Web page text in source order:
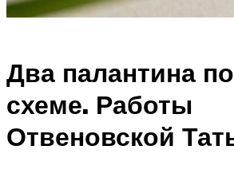
Два палантина
схеме. Работы
Отвеновской